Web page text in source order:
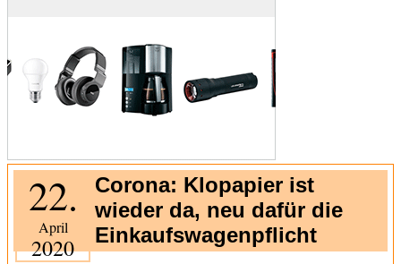
22.
April
2020
Corona: Klopapier ist
wieder da, neu dafür die
Einkaufswagenpflicht